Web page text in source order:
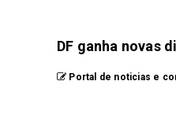
DF ganha novas
Portal de noticias e